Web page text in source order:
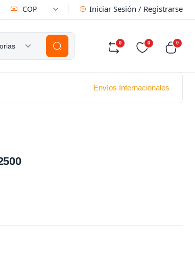
COP Iniciar Sesión / Registrarse
0 0 0
Envíos Internacionales